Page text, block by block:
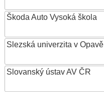
Škoda Auto Vysoká škola
Slezská univerzita v Opavě
Slovanský ústav AV ČR